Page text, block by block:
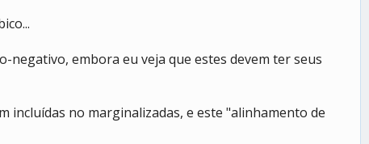
embora eu veja que estes devem ter seus
incluídas no marginalizadas, e este "alinhamento de